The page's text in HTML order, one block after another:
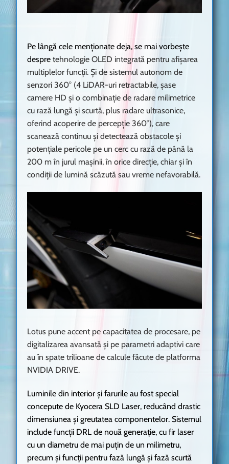
Pe lângă cele menționate deja, se mai vorbește
despre tehnologie OLED integrată pentru afișarea
multiplelor funcții. Și de sistemul autonom de
senzori 360° (4 LiDAR-uri retractabile, șase
camere HD și o combinație de radare milimetrice
cu rază lungă și scurtă, plus radare ultrasonice,
oferind acoperire de percepție 360°), care
scanează continuu și detectează obstacole și
potențiale pericole pe un cerc cu rază de până la
200 m în jurul mașinii, în orice direcție, chiar și în
condiții de lumină scăzută sau vreme nefavorabilă.
Lotus pune accent pe capacitatea de procesare, pe
digitalizarea avansată și pe parametri adaptivi care
au în spate trilioane de calcule făcute de platforma
NVIDIA DRIVE.
Luminile din interior și farurile au fost special
concepute de Kyocera SLD Laser, reducând drastic
dimensiunea și greutatea componentelor. Sistemul
include funcții DRL de nouă generație, cu fir laser
cu un diametru de mai puțin de un milimetru,
precum și funcții pentru fază lungă și fază scurtă